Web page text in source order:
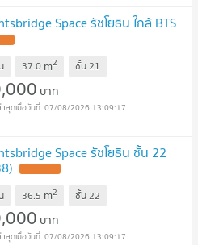
Space รัชโยธิน ใกล้ BTS
37.0 m2 ชั้น21
บาท
07/08/2026 13:09:17
Space รัชโยธิน ชั้น 22
36.5 m2 ชั้น22
บาท
07/08/2026 13:09:17